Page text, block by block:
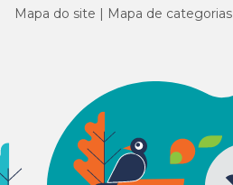
Mapa do site Mapa de categorias